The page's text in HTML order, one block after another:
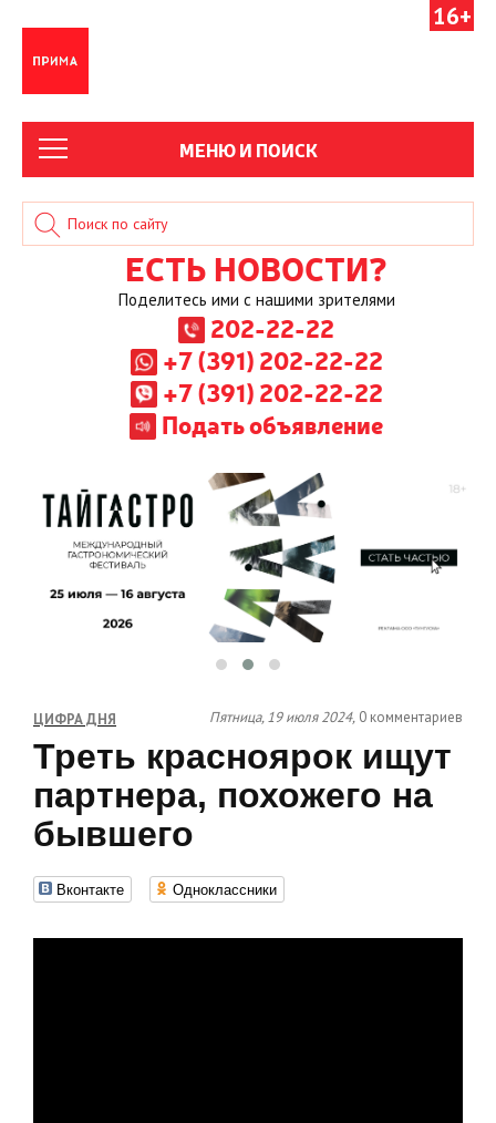
16+
МЕНЮ И ПОИСК
ЕСТЬ НОВОСТИ?
Поделитесь ими с нашими зрителями
202-22-22
+7 (391) 202-22-22
+7 (391) 202-22-22
Подать объявление
ЦИФРА ДНЯ Пятница, 19 июля 2024, 0 комментариев
Треть красноярок ищут
партнера, похожего на
бывшего
Вконтакте Одноклассники